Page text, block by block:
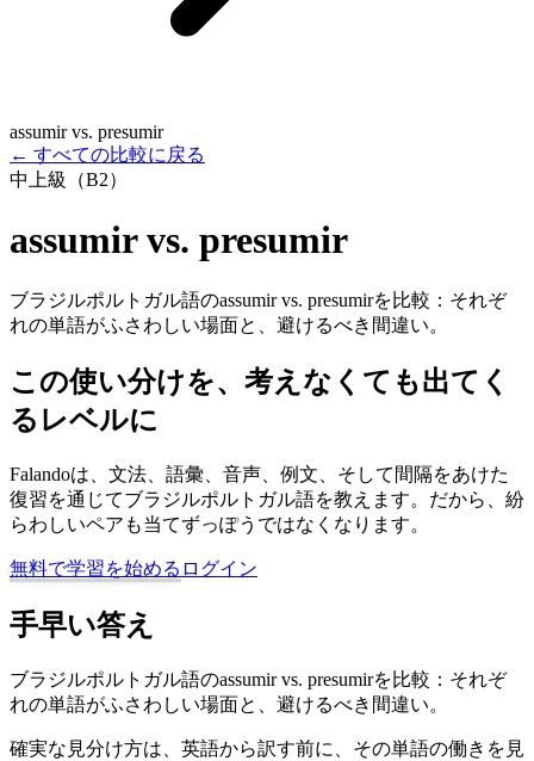
assumir vs. presumir
← すべての比較に戻る
中上級（B2）
assumir vs. presumir
ブラジルポルトガル語のassumir vs. presumirを比較：それぞ
れの単語がふさわしい場面と、避けるべき間違い。
この使い分けを、考えなくても出てく
るレベルに
Falandoは、文法、語彙、音声、例文、そして間隔をあけた
復習を通じてブラジルポルトガル語を教えます。だから、紛
らわしいペアも当てずっぽうではなくなります。
無料で学習を始める ログイン
手早い答え
ブラジルポルトガル語のassumir vs. presumirを比較：それぞ
れの単語がふさわしい場面と、避けるべき間違い。
確実な見分け方は、英語から訳す前に、その単語の働きを見